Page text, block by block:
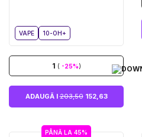
VAPE 10-OH+
1 ( -25%)
ADAUGĂ I203,50152,63
PÂNĂ LA 45%